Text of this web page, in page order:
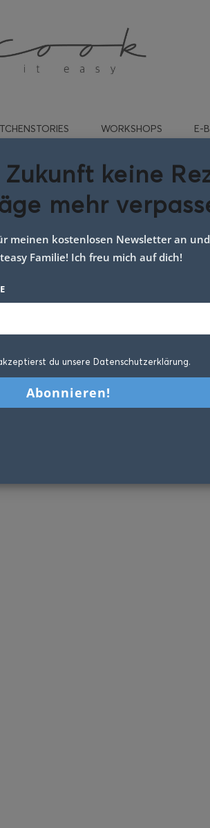
WORKSHOPS E-
Tzatziki
keine
mehr
meinen kostenlosen Newsletter an
Familie! Ich freu mich auf dich!
du unsere Datenschutzerklärung.